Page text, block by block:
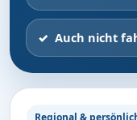
Auch nicht
Regional &